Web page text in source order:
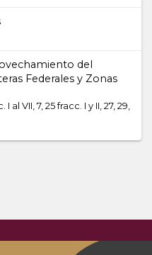
del
Federales y Zonas
VII, 7, 25 fracc. I y II, 27, 29,